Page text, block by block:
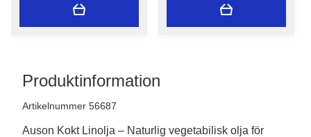
Produktinformation
Artikelnummer 56687
Auson Kokt Linolja – Naturlig vegetabilisk olja för